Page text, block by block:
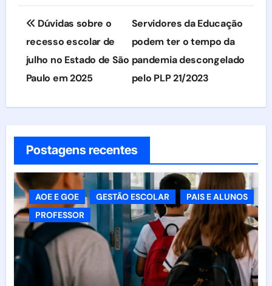
Navegação
de
Post
Dúvidas sobre o
recesso escolar de
julho no Estado de São
Paulo em 2025
Servidores da Educação
podem ter o tempo da
pandemia descongelado
pelo PLP 21/2023
Postagens recentes
AOE E GOE GESTÃO ESCOLAR
PAIS E ALUNOS
PROFESSOR